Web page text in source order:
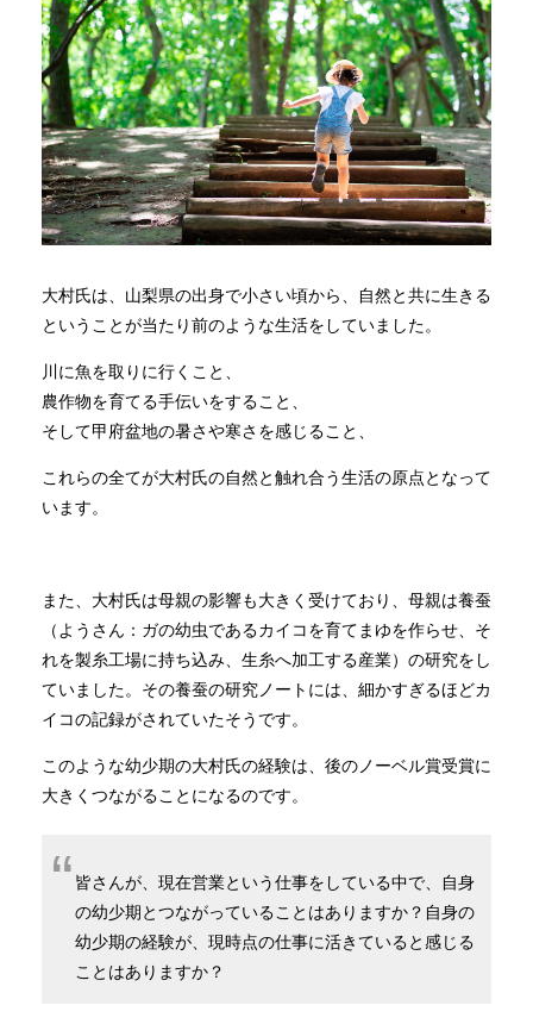
大村氏は、山梨県の出身で小さい頃から、自然と共に生きる
ということが当たり前のような生活をしていました。
川に魚を取りに行くこと、
農作物を育てる手伝いをすること、
そして甲府盆地の暑さや寒さを感じること、
これらの全てが大村氏の自然と触れ合う生活の原点となって
います。
また、大村氏は母親の影響も大きく受けており、母親は養蚕
（ようさん：ガの幼虫であるカイコを育てまゆを作らせ、そ
れを製糸工場に持ち込み、生糸へ加工する産業）の研究をし
ていました。その養蚕の研究ノートには、細かすぎるほどカ
イコの記録がされていたそうです。
このような幼少期の大村氏の経験は、後のノーベル賞受賞に
大きくつながることになるのです。
皆さんが、現在営業という仕事をしている中で、自身
の幼少期とつながっていることはありますか？自身の
幼少期の経験が、現時点の仕事に活きていると感じる
ことはありますか？